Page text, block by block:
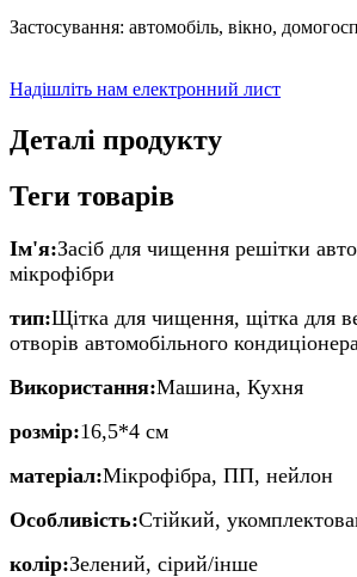
Застосування: автомобіль, вікно,
Надішліть нам електронний лист
Деталі продукту
Теги товарів
Ім'я:Засіб для чищення решітки
мікрофібри
тип:Щітка для чищення, щітка для
отворів автомобільного кондиціонера
Використання:Машина, Кухня
розмір:16,5*4 см
матеріал:Мікрофібра, ПП, нейлон
Особливість:Стійкий,
колір:Зелений, сірий/інше